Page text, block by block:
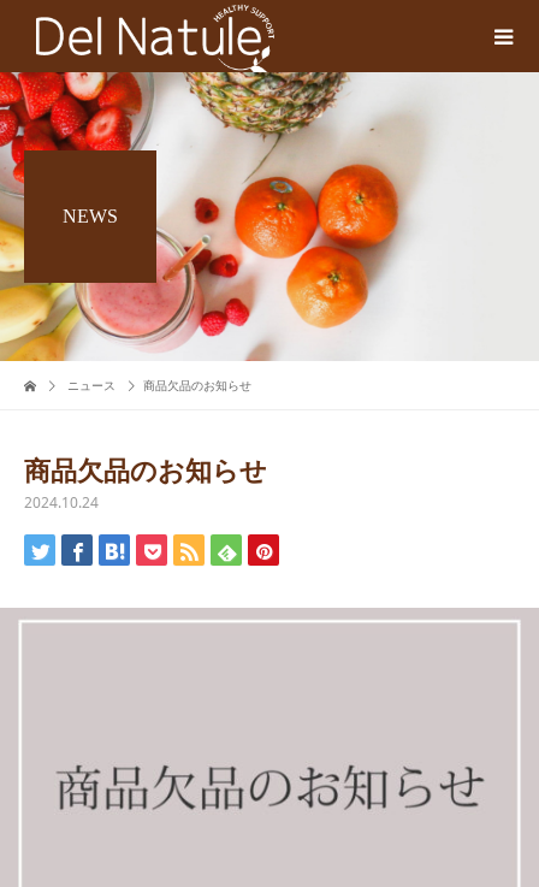
NEWS
ニュース 商品欠品のお知らせ
商品欠品のお知らせ
2024.10.24